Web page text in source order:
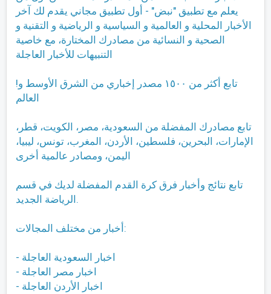
يعلم مع تطبيق "نبض" - أول تطبيق مجاني يقدم لك آخر
الأخبار المحلية و العالمية و السياسية و الرياضية و التقنية و
الصحية و النسائية من مصادرك المختارة، مع خاصية
التنبيهات للأخبار العاجلة
!تابع أكثر من ١٥٠٠ مصدر إخباري من الشرق الأوسط و
العالم
تابع مصادرك المفضلة من السعودية، مصر، الكويت، قطر،
الإمارات، البحرين، فلسطين، الأردن، المغرب، تونس، ليبيا،
اليمن، ومصادر عالمية أخرى
تابع نتائج وأخبار فرق كرة القدم المفضلة لديك في قسم
الرياضة الجديد.
أخبار من مختلف المجالات:
- اخبار السعودية العاجلة
- اخبار مصر العاجلة
- اخبار الأردن العاجلة